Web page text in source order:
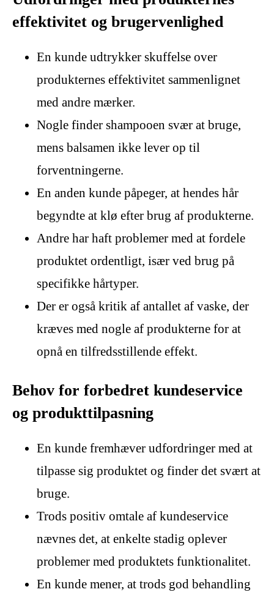
effektivitet og brugervenlighed
En kunde udtrykker skuffelse over
produkternes effektivitet sammenlignet
med andre mærker.
Nogle finder shampooen svær at bruge,
mens balsamen ikke lever op til
forventningerne.
En anden kunde påpeger, at hendes hår
begyndte at klø efter brug af produkterne.
Andre har haft problemer med at fordele
produktet ordentligt, især ved brug på
specifikke hårtyper.
Der er også kritik af antallet af vaske, der
kræves med nogle af produkterne for at
opnå en tilfredsstillende effekt.
Behov for forbedret kundeservice
og produkttilpasning
En kunde fremhæver udfordringer med at
tilpasse sig produktet og finder det svært at
bruge.
Trods positiv omtale af kundeservice
nævnes det, at enkelte stadig oplever
problemer med produktets funktionalitet.
En kunde mener, at trods god behandling